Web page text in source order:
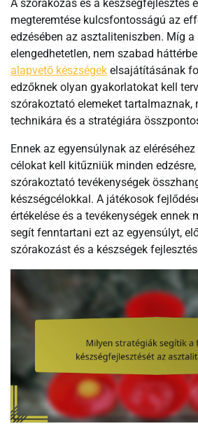
A szórakozás és a készségfejlesztés
megteremtése kulcsfontosságú az
edzésében az asztaliteniszben. Míg
elengedhetetlen, nem szabad
alapvető készségek elsajátításának
edzőknek olyan gyakorlatokat kell
szórakoztató elemeket tartalmaznak,
technikára és a stratégiára
Ennek az egyensúlynak az
célokat kell kitűzniük minden
szórakoztató tevékenységek
készségcélokkal. A játékosok
értékelése és a tevékenységek ennek
segít fenntartani ezt az egyensúlyt,
szórakozást és a készségek